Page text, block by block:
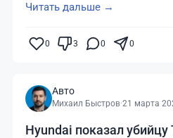
Читать дальше →
0 3 0 0
Авто
Михаил Быстров·21 марта
Hyundai показал